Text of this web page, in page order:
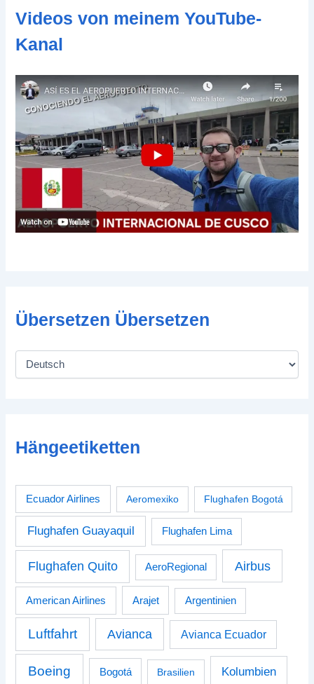
s
e
Videos von meinem YouTube-
Kanal
Übersetzen Übersetzen
Hängeetiketten
Ecuador Airlines Aeromexiko Flughafen Bogotá
Flughafen Guayaquil Flughafen Lima
Flughafen Quito AeroRegional Airbus
American Airlines Arajet Argentinien
Luftfahrt Avianca Avianca Ecuador
Boeing Bogotá Brasilien Kolumbien